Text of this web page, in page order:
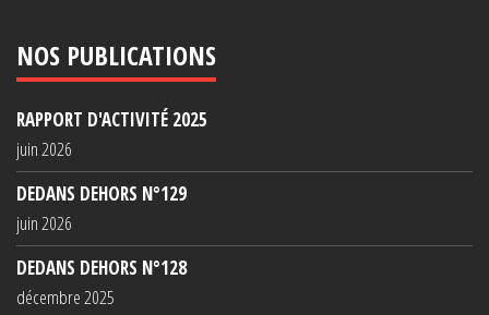
NOS PUBLICATIONS
RAPPORT D'ACTIVITÉ 2025
juin 2026
DEDANS DEHORS N°129
juin 2026
DEDANS DEHORS N°128
décembre 2025